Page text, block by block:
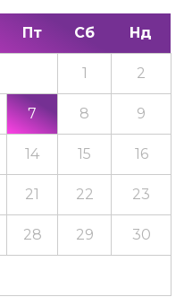
Пт Сб Нд
1 2
7 8 9
14 15 16
21 22 23
28 29 30